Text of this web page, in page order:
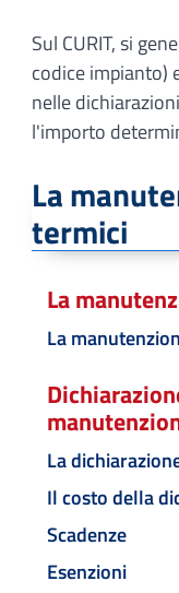
Sul CURIT, si
codice impianto)
nelle
l'importo
La
termici
La
La
La
Il costo della
Scadenze
Esenzioni